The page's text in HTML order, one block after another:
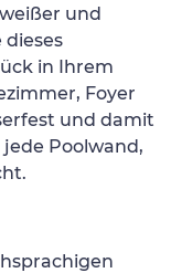
und
dieses
in Ihrem
Foyer
und damit
Poolwand,